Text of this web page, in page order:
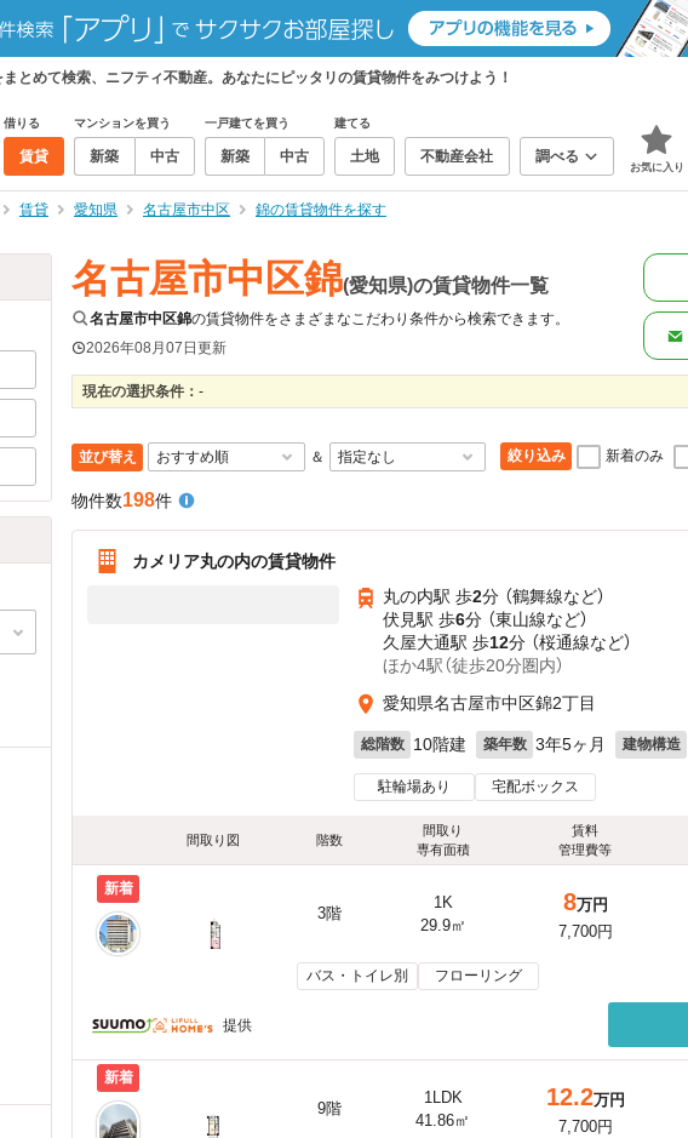
とめて検索、ニフティ不動産。あなたにピッタリの賃貸物件をみつけよう！
借りる
賃貸
マンションを買う
新築 中古
一戸建てを買う
新築 中古
建てる
土地 不動産会社 調べる
お気に入り
賃貸 愛知県 名古屋市中区 錦の賃貸物件を探す
名古屋市中区錦(愛知県)の賃貸物件一覧
名古屋市中区錦の賃貸物件をさまざまなこだわり条件から検索できます。
2026年08月07日更新
現在の選択条件： -
並び替え ＆ 絞り込み 新着のみ
物件数198件
カメリア丸の内の賃貸物件
丸の内駅 歩2分 （鶴舞線など）
伏見駅 歩6分 （東山線など）
久屋大通駅 歩12分 （桜通線など）
ほか4駅（徒歩20分圏内）
愛知県名古屋市中区錦2丁目
総階数 10階建 築年数 3年5ヶ月 建物構造
駐輪場あり 宅配ボックス
間取り図 階数
間取り
専有面積
賃料
管理費等
新着
3階
1K
29.9㎡
8万円
7,700円
バス・トイレ別 フローリング
提供
新着
9階
1LDK
41.86㎡
12.2万円
7,700円